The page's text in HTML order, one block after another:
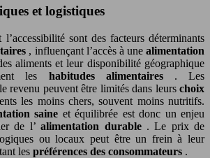
et logistiques
sont des facteurs déterminants
, influençant l’accès à unealimentation
aliments et leur disponibilité géographique
les habitudes alimentaires . Les
revenu peuvent être limités dans leurs choix
les moins chers, souvent moins nutritifs.
saine et équilibrée est donc un enjeu
de l’alimentation durable . Le prix de
ou locaux peut être un frein à leur
les préférences des consommateurs .